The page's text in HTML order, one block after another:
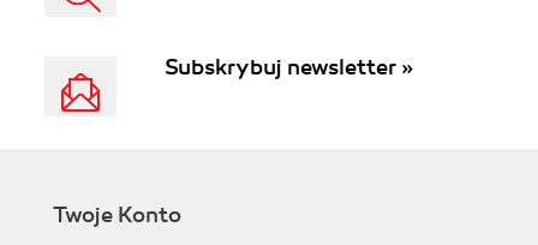
Subskrybuj newsletter »
Twoje Konto